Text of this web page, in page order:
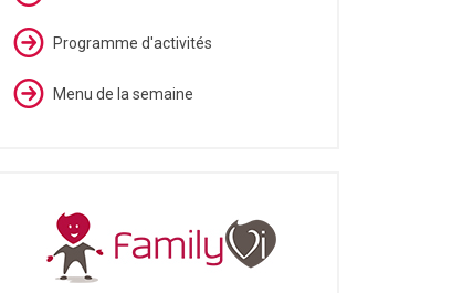
Programme d'activités
Menu de la semaine